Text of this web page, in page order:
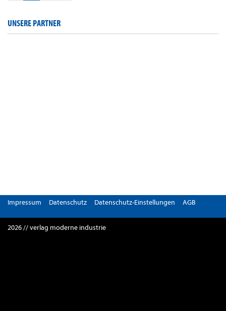
UNSERE PARTNER
Impressum Datenschutz Datenschutz-Einstellungen AGB
2026 // verlag moderne industrie